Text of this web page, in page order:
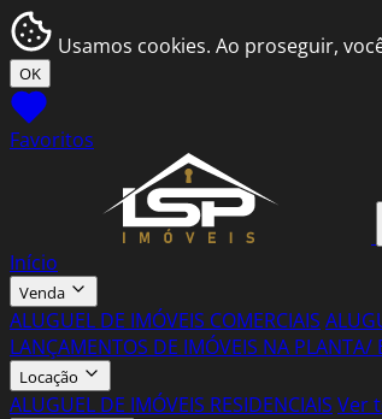
Usamos cookies. Ao proseguir,
OK
Favoritos
Início
Venda
ALUGUEL DE IMÓVEIS COMERCIAIS
LANÇAMENTOS DE IMÓVEIS NA PLANTA/
Locação
ALUGUEL DE IMÓVEIS RESIDENCIAIS Ver